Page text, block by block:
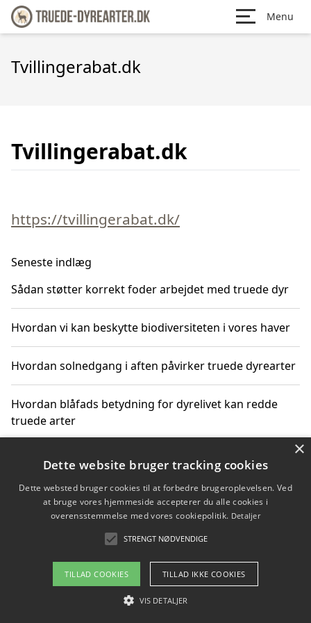
Menu
Tvillingerabat.dk
Tvillingerabat.dk
https://tvillingerabat.dk/
Seneste indlæg
Sådan støtter korrekt foder arbejdet med truede dyr
Hvordan vi kan beskytte biodiversiteten i vores haver
Hvordan solnedgang i aften påvirker truede dyrearter
Hvordan blåfads betydning for dyrelivet kan redde
truede arter
Hvordan kan gaver til unge voksne støtte bevarelsen
Copyright 2026 - Pilanto Aps
Om / kontakt
Blog Betingelser
×
Dette website bruger tracking cookies
Dette websted bruger cookies til at forbedre brugeroplevelsen. Ved
at bruge vores hjemmeside accepterer du alle cookies i
overensstemmelse med vores cookiepolitik. Detaljer
STRENGT NØDVENDIGE
TILLAD COOKIES TILLAD IKKE COOKIES
VIS DETALJER